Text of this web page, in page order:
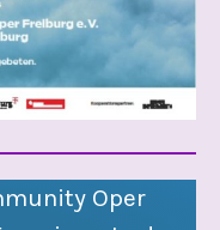
Oper